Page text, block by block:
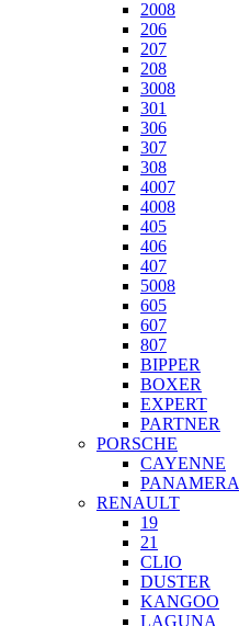
2008
206
207
208
3008
301
306
307
308
4007
4008
405
406
407
5008
605
607
807
BIPPER
BOXER
EXPERT
PARTNER
PORSCHE
CAYENNE
PANAMERA
RENAULT
19
21
CLIO
DUSTER
KANGOO
LAGUNA